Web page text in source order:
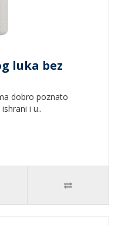
luka bez
dobro poznato
i u..